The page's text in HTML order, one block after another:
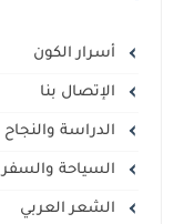
أسرار الكون
الإتصال بنا
الدراسة والنجاح
السياحة والسفر
الشعر العربي